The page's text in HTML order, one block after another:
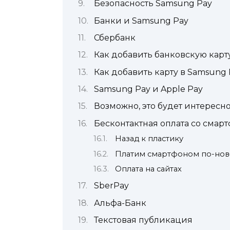
Безопасность Samsung Pay
Банки и Samsung Pay
Сбербанк
Как добавить банковскую
Как добавить карту в Samsung
Samsung Pay и Apple Pay
Возможно, это будет интересно
Бесконтактная оплата со
Назад к пластику
Платим смартфоном по-
Оплата на сайтах
SberPay
Альфа-Банк
Текстовая публикация